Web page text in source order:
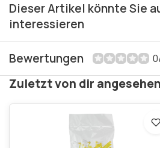
Dieser Artikel könnte Sie
interessieren
Bewertungen
Zuletzt von dir angesehen